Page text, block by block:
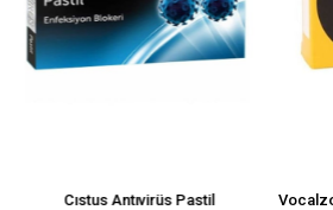
Cıstus Antıvirüs Pastil